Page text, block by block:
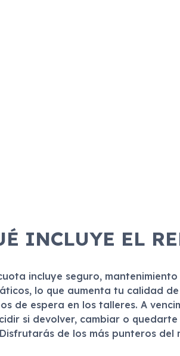
INCLUYE EL
incluye seguro,
lo que aumenta tu calidad
de espera en los talleres. A
si devolver, cambiar o quedarte
Disfrutarás de los más punteros del